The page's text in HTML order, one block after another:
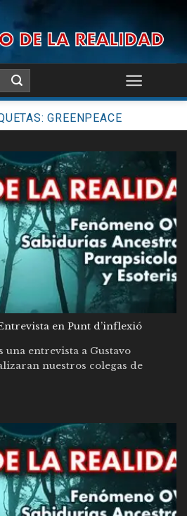
GREENPEACE
en Punt d’inflexió
una entrevista a Gustavo
nuestros colegas de